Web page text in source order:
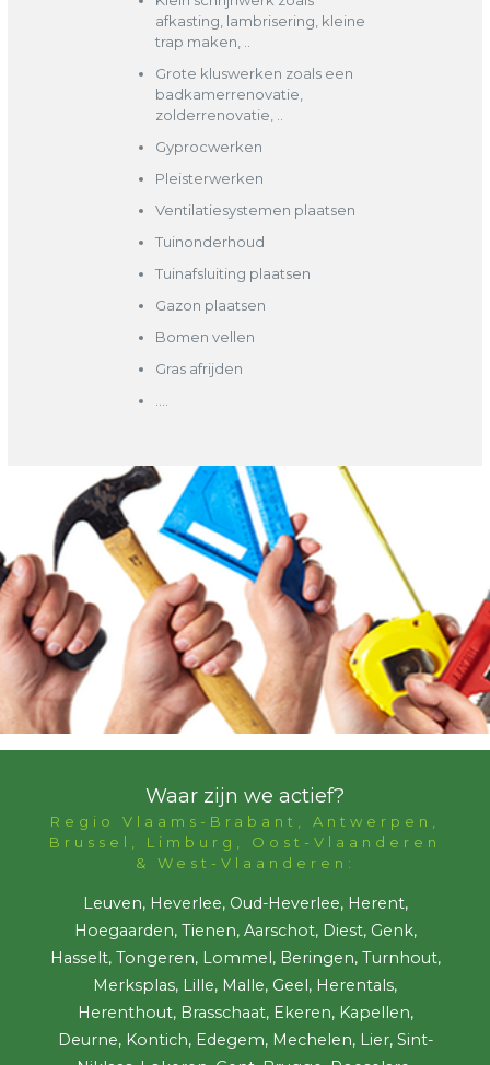
afkasting, lambrisering, kleine
trap maken, ..
Grote kluswerken zoals een
badkamerrenovatie,
zolderrenovatie, ..
Gyprocwerken
Pleisterwerken
Ventilatiesystemen plaatsen
Tuinonderhoud
Tuinafsluiting plaatsen
Gazon plaatsen
Bomen vellen
Gras afrijden
Waar zijn we actief?
Regio Vlaams-Brabant, Antwerpen,
Brussel, Limburg, Oost-Vlaanderen
& West-Vlaanderen:
Leuven, Heverlee, Oud-Heverlee, Herent,
Hoegaarden, Tienen, Aarschot, Diest, Genk,
Hasselt, Tongeren, Lommel, Beringen, Turnhout,
Merksplas, Lille, Malle, Geel, Herentals,
Herenthout, Brasschaat, Ekeren, Kapellen,
Deurne, Kontich, Edegem, Mechelen, Lier, Sint-